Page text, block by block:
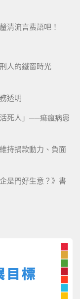
清流言蜚語吧！
人的鐵窗時光
透明
死人」──痲瘋病患
持捐款動力、負面
是門好生意？》書